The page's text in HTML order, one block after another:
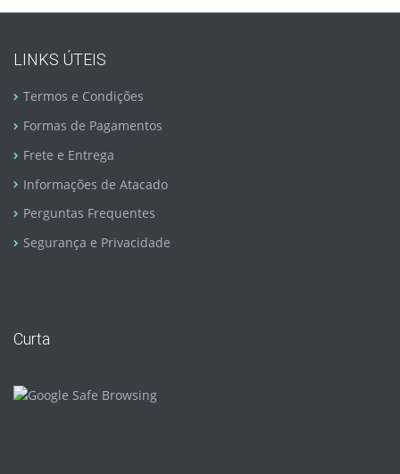
LINKS ÚTEIS
Termos e Condições
Formas de Pagamentos
Frete e Entrega
Informações de Atacado
Perguntas Frequentes
Segurança e Privacidade
Curta